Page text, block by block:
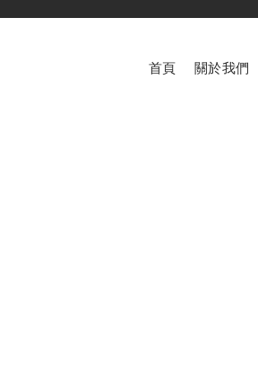
首頁 關於我們